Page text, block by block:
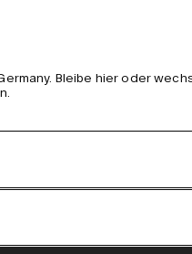
Bleibe hier oder